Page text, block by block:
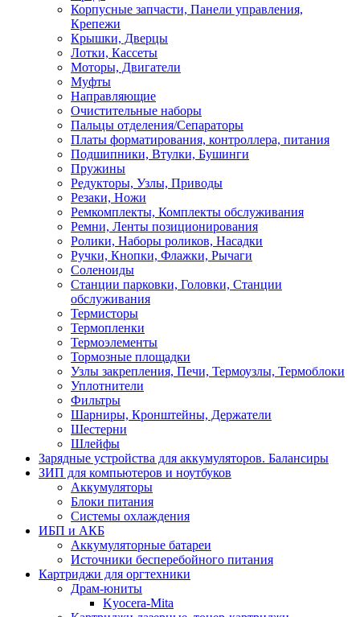
Корпусные запчасти, Панели управления,
Крепежи
Крышки, Дверцы
Лотки, Кассеты
Моторы, Двигатели
Муфты
Направляющие
Очистительные наборы
Пальцы отделения/Сепараторы
Платы форматирования, контроллера, питания
Подшипники, Втулки, Бушинги
Пружины
Редукторы, Узлы, Приводы
Резаки, Ножи
Ремкомплекты, Комплекты обслуживания
Ремни, Ленты позиционирования
Ролики, Наборы роликов, Насадки
Ручки, Кнопки, Флажки, Рычаги
Соленоиды
Станции парковки, Головки, Станции
обслуживания
Термисторы
Термопленки
Термоэлементы
Тормозные площадки
Узлы закрепления, Печи, Термоузлы, Термоблоки
Уплотнители
Фильтры
Шарниры, Кронштейны, Держатели
Шестерни
Шлейфы
Зарядные устройства для аккумуляторов. Балансиры
ЗИП для компьютеров и ноутбуков
Аккумуляторы
Блоки питания
Системы охлаждения
ИБП и АКБ
Аккумуляторные батареи
Источники бесперебойного питания
Картриджи для оргтехники
Драм-юниты
Kyocera-Mita